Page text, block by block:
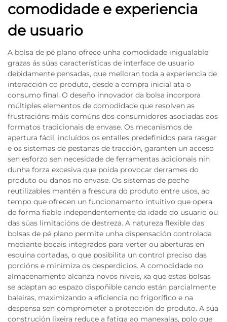
comodidade e experiencia
de usuario
A bolsa de pé plano ofrece unha comodidade inigualable
grazas ás súas características de interface de usuario
debidamente pensadas, que melloran toda a experiencia de
interacción co produto, desde a compra inicial ata o
consumo final. O deseño innovador da bolsa incorpora
múltiples elementos de comodidade que resolven as
frustracións máis comúns dos consumidores asociadas aos
formatos tradicionais de envase. Os mecanismos de
apertura fácil, incluídos os entalles predefinidos para rasgar
e os sistemas de pestanas de tracción, garanten un acceso
sen esforzo sen necesidade de ferramentas adicionais nin
dunha forza excesiva que poida provocar derrames do
produto ou danos no envase. Os sistemas de peche
reutilizables mantén a frescura do produto entre usos, ao
tempo que ofrecen un funcionamento intuitivo que opera
de forma fiable independentemente da idade do usuario ou
das súas limitacións de destreza. A natureza flexible das
bolsas de pé plano permite unha dispensación controlada
mediante bocais integrados para verter ou aberturas en
esquina cortadas, o que posibilita un control preciso das
porcións e minimiza os desperdicios. A comodidade no
almacenamento alcanza novos niveis, xa que estas bolsas
se adaptan ao espazo dispoñible cando están parcialmente
baleiras, maximizando a eficiencia no frigorífico e na
despensa sen comprometer a protección do produto. A súa
construción lixeira reduce a fatiga ao manexalas, polo que